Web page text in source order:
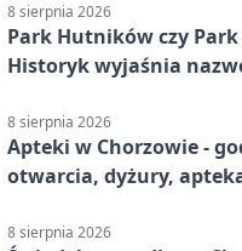
8 sierpnia 2026
Park Hutników czy
Historyk wyjaśnia
8 sierpnia 2026
Apteki w Chorzowie -
otwarcia, dyżury,
8 sierpnia 2026